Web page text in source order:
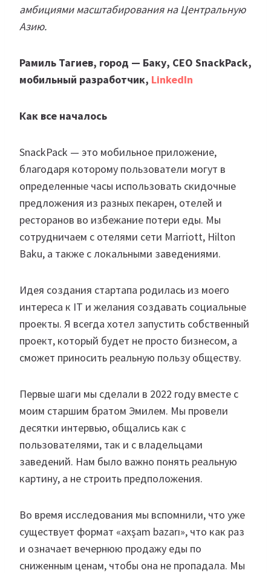
амбициями масштабирования на Центральную
Азию.
Рамиль Тагиев, город — Баку, CEO SnackPack,
мобильный разработчик, LinkedIn
Как все началось
SnackPack — это мобильное приложение,
благодаря которому пользователи могут в
определенные часы использовать скидочные
предложения из разных пекарен, отелей и
ресторанов во избежание потери еды. Мы
сотрудничаем с отелями сети Marriott, Hilton
Baku, а также с локальными заведениями.
Идея создания стартапа родилась из моего
интереса к IT и желания создавать социальные
проекты. Я всегда хотел запустить собственный
проект, который будет не просто бизнесом, а
сможет приносить реальную пользу обществу.
Первые шаги мы сделали в 2022 году вместе с
моим старшим братом Эмилем. Мы провели
десятки интервью, общались как с
пользователями, так и с владельцами
заведений. Нам было важно понять реальную
картину, а не строить предположения.
Во время исследования мы вспомнили, что уже
существует формат «axşam bazarı», что как раз
и означает вечернюю продажу еды по
сниженным ценам, чтобы она не пропадала. Мы